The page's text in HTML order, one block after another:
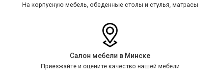
На корпусную мебель, обеденные столы и стулья, матрасы
Салон мебели в Минске
Приезжайте и оцените качество нашей мебели